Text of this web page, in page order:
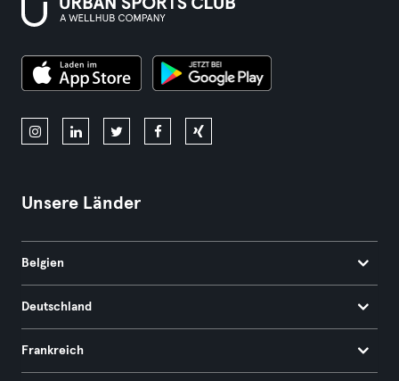
Unsere Länder
Belgien
Deutschland
Frankreich